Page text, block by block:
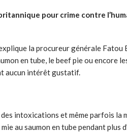
pour crime contre
la procureur générale
en tube, le beef pie ou encore
aucun intérêt gustatif.
intoxications et même parfois la
au saumon en tube pendant